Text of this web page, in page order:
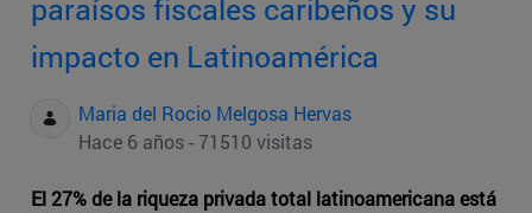
paraísos fiscales caribeños y su
impacto en Latinoamérica
Maria del Rocio Melgosa Hervas
Hace 6 años - 71510 visitas
El 27% de la riqueza privada total latinoamericana está